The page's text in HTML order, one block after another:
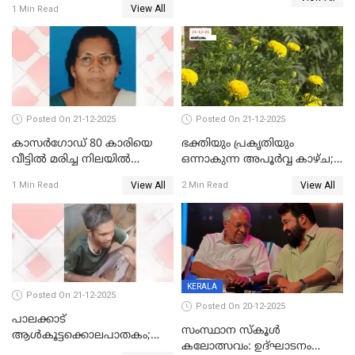
എറണാകുളം സർക്കാർ
ജനറൽ
ആശുപത്രിയിലെത്തിച്ചു
1 Min Read View All
Posted On 21-12-2025
കാസർഗോഡ് 80 കാരിയെ
വീട്ടിൽ മരിച്ച നിലയിൽ
1 Min Read View All
Posted On 21-12-2025
ഭക്തിയും പ്രകൃതിയും
ഒന്നാകുന്ന അപൂര്‍വ്വ കാഴ്ച;
കാഴ്ചാനുഭവമൊരുക്കി
ശബരീ നന്ദനം
2 Min Read View All
Posted On 21-12-2025
പാലക്കാട്‌
ആൾകൂട്ടക്കൊലപാതകം;
KERALA
Posted On 20-12-2025
സംസ്ഥാന സ്കൂൾ
കലോത്സവം: ഉദ്ഘാടനം